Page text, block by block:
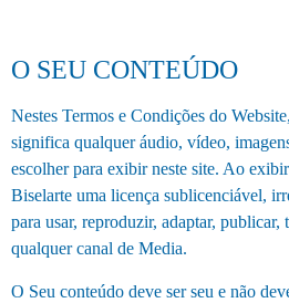
O SEU CONTEÚDO
Nestes Termos e Condições do
significa qualquer áudio, vídeo,
escolher para exibir neste site. Ao
Biselarte uma licença sublicenciável,
para usar, reproduzir, adaptar,
qualquer canal de Media.
O Seu conteúdo deve ser seu e não